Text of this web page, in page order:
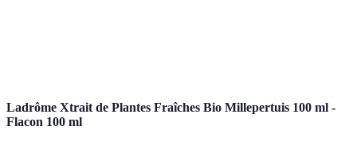
Ladrôme Xtrait de Plantes Fraîches Bio Millepertuis 100 ml -
Flacon 100 ml